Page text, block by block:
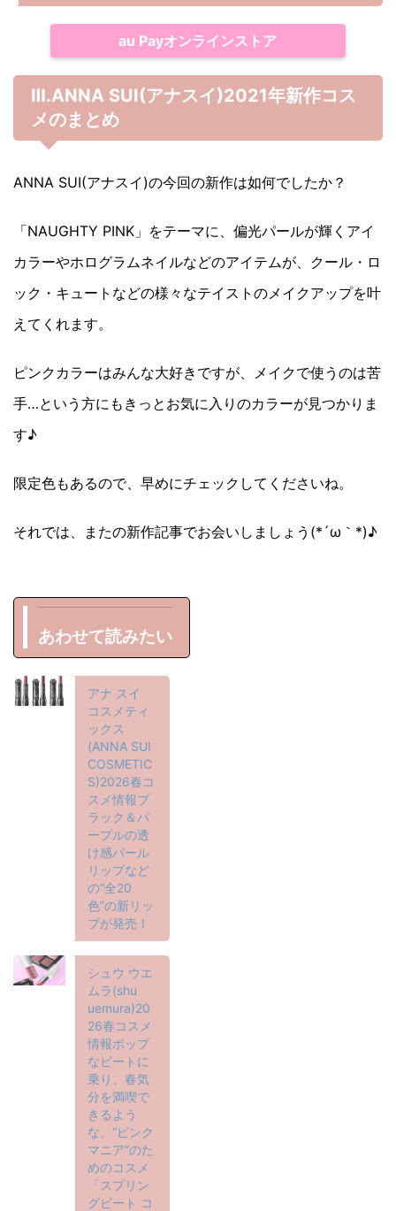
au Payオンラインストア
Ⅲ.ANNA SUI(アナスイ)2021年新作コス
メのまとめ
ANNA SUI(アナスイ)の今回の新作は如何でしたか？
「NAUGHTY PINK」をテーマに、偏光パールが輝くアイ
カラーやホログラムネイルなどのアイテムが、クール・ロ
ック・キュートなどの様々なテイストのメイクアップを叶
えてくれます。
ピンクカラーはみんな大好きですが、メイクで使うのは苦
手…という方にもきっとお気に入りのカラーが見つかりま
す♪
限定色もあるので、早めにチェックしてくださいね。
それでは、またの新作記事でお会いしましょう(*´ω｀*)♪
あわせて読みたい
アナ スイ
コスメティ
ックス
(ANNA SUI
COSMETIC
S)2026春コ
スメ情報ブ
ラック＆パ
ープルの透
け感パール
リップなど
の“全20
色”の新リッ
プが発売！
シュウ ウエ
ムラ(shu
uemura)20
26春コスメ
情報ポップ
なビートに
乗り、春気
分を満喫で
きるよう
な、“ピンク
マニア”のた
めのコスメ
「スプリン
グビート コ